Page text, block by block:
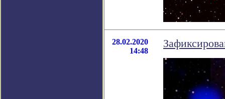
28.02.2020
14:48